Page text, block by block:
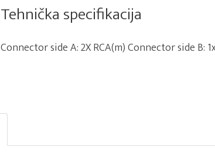
Tehnička specifikacija
Connector side A: 2X RCA(m) Connector side B: